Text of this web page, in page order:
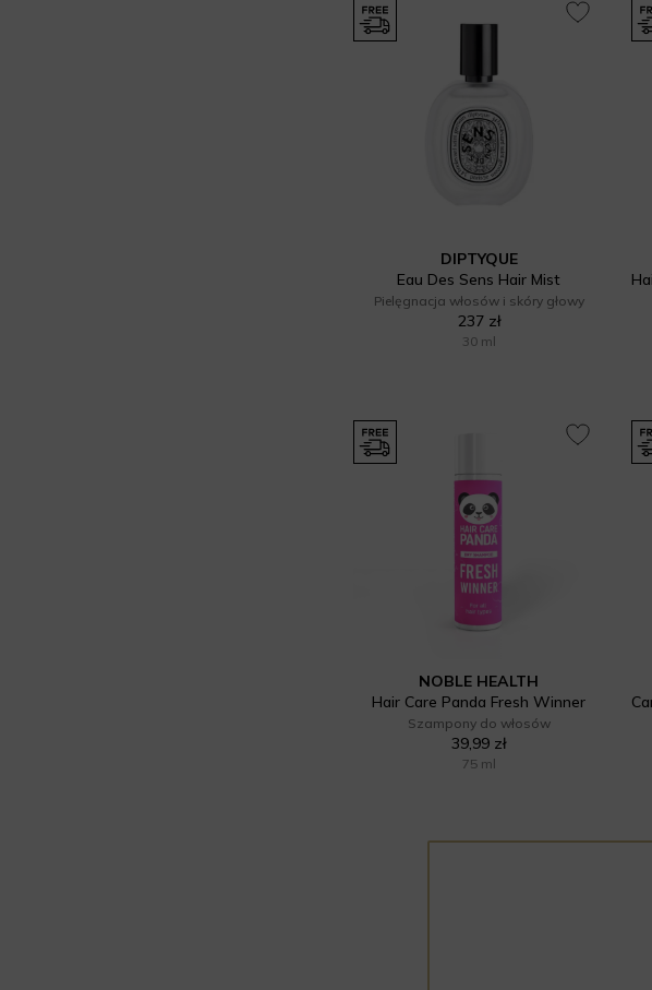
DIPTYQUE
Eau Des Sens Hair Mist
Pielęgnacja włosów i skóry głowy
237 zł
30 ml
NOBLE HEALTH
Hair Care Panda Fresh Winner
Szampony do włosów
39,99 zł
75 ml